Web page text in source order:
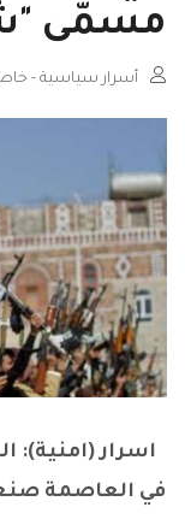
مسمّى
أسرار سياسية -
اسرار
في العاصمة